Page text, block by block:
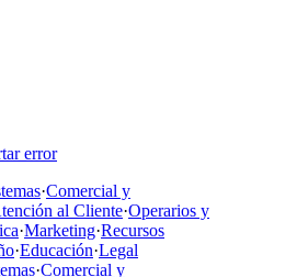
error
·Comercial y
al Cliente·Operarios y
·Marketing·Recursos
·Educación·Legal
·Comercial y